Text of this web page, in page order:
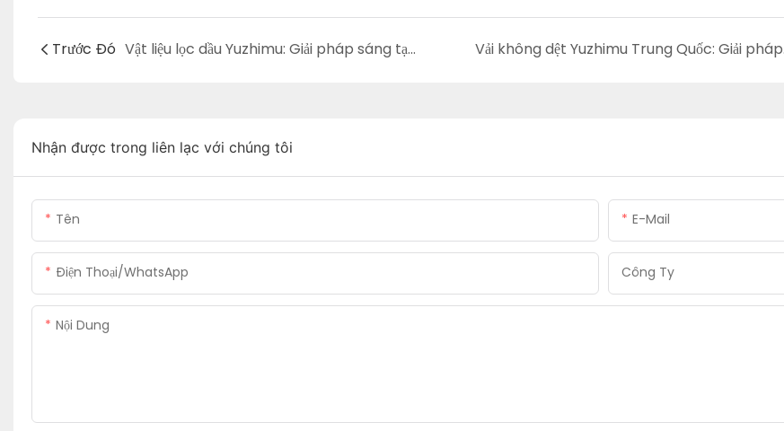
Trước Đó Vật liệu lọc dầu Yuzhimu: Giải pháp sáng tạo cho quá trình lọc hiệu quả Vải
Nhận được trong liên lạc với chúng tôi
Tên E-Mail
Điện Thoại/WhatsApp Công Ty
Nội Dung